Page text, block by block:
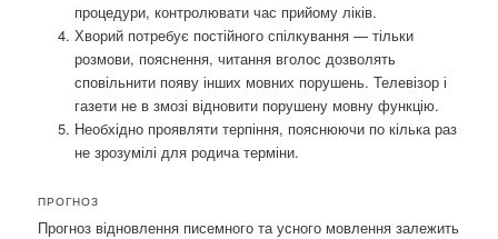
процедури, контролювати час прийому ліків.
Хворий потребує постійного спілкування — тільки
розмови, пояснення, читання вголос дозволять
сповільнити появу інших мовних порушень. Телевізор і
газети не в змозі відновити порушену мовну функцію.
Необхідно проявляти терпіння, пояснюючи по кілька раз
не зрозумілі для родича терміни.
ПРОГНОЗ
Прогноз відновлення писемного та усного мовлення залежить